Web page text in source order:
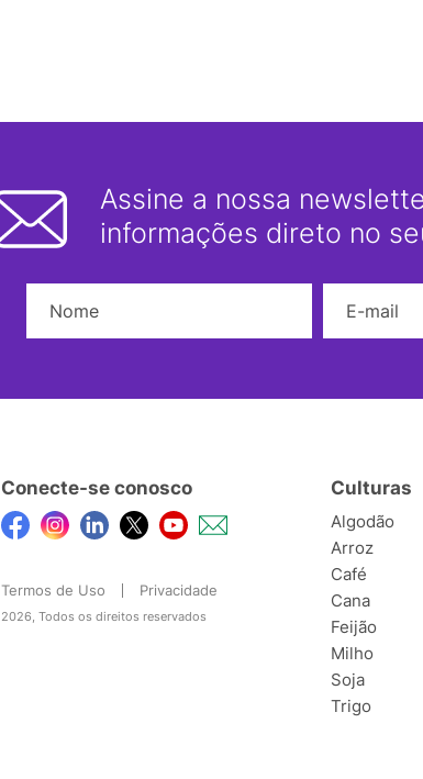
Assine a nossa
informações direto no
Conecte-se conosco
Termos de Uso Privacidade
2026, Todos os direitos reservados
Culturas
Algodão
Arroz
Café
Cana
Feijão
Milho
Soja
Trigo